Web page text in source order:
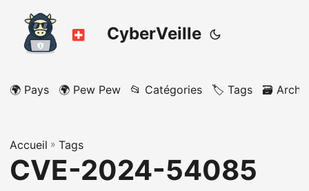
CyberVeille
🌍 Pays 🌍 Pew Pew 📂 Catégories 🏷️ Tags 🗃️
Accueil » Tags
CVE-2024-54085